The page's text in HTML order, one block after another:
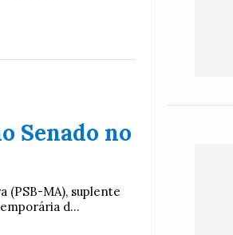
Senado no
(PSB-MA), suplente
d...